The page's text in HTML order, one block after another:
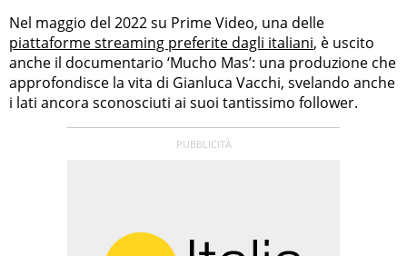
Nel maggio del 2022 su Prime Video, una delle
piattaforme streaming preferite dagli italiani, è uscito
anche il documentario ‘Mucho Mas’: una produzione che
approfondisce la vita di Gianluca Vacchi, svelando anche
i lati ancora sconosciuti ai suoi tantissimo follower.